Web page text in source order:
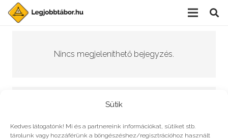
Sütik
Kedves látogatónk! Mi és a partnereink információkat, sütiket stb.
tárolunk vagy hozzáférünk a böngészéshez/regisztrációhoz használt
Nincs megjeleníthető bejegyzés.
Nincs találat.